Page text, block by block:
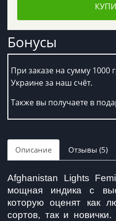
Бонусы
При заказе на сумму 1000
Украине за наш счёт.
Также вы получаете в
Описание Отзывы (5)
Afghanistan Lights
мощная индика с
которую оценят как
сортов, так и новички.